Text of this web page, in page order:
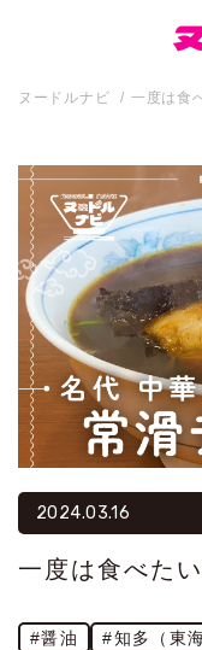
ヌードルナビ 一度は食
2024.03.16
一度は食べた
#醤油 #知多（東